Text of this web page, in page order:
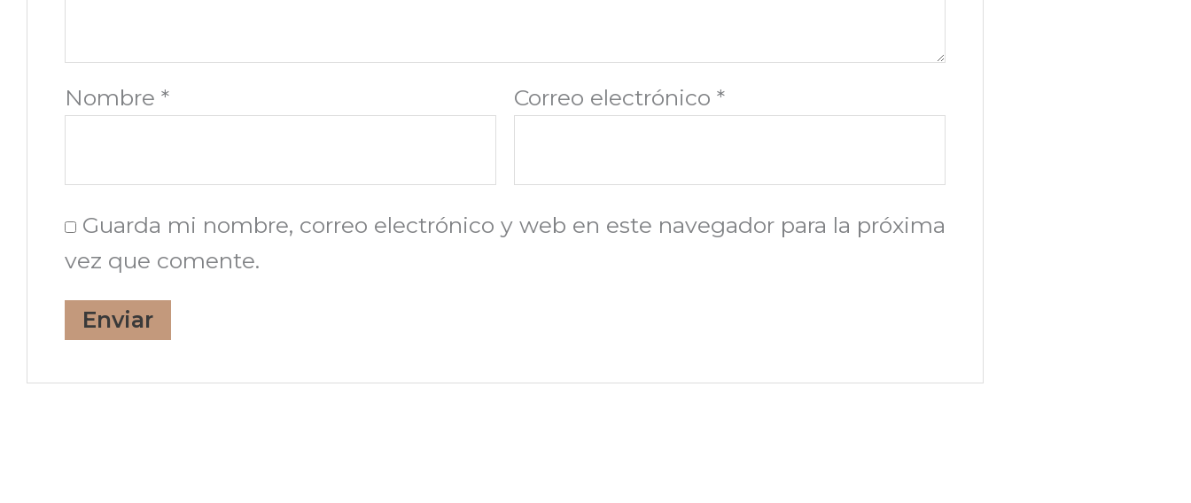
Nombre * Correo electrónico *
Guarda mi nombre, correo electrónico y web en este navegador para la próxima
vez que comente.